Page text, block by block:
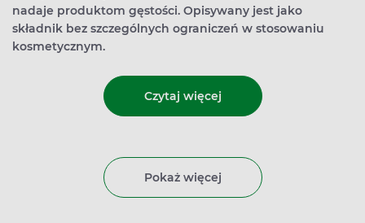
nadaje produktom gęstości. Opisywany jest jako
składnik bez szczególnych ograniczeń w stosowaniu
kosmetycznym.
Czytaj więcej
Pokaż więcej